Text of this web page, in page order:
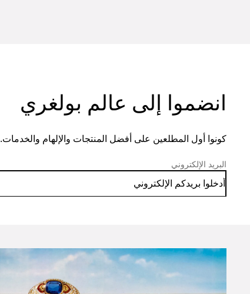
انضموا إلى عالم بولغري
كونوا أول المطلعين على أفضل المنتجات والإلهام والخدمات.
البريد الإلكتروني